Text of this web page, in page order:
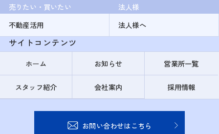
売りたい・買いたい
不動産活用
法人様
法人様へ
サイトコンテンツ
ホーム お知らせ 営業所一覧
スタッフ紹介 会社案内 採用情報
お問い合わせはこちら